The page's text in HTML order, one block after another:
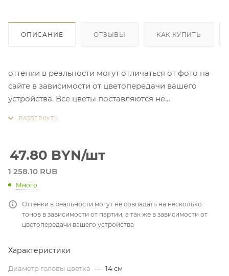
ОПИСАНИЕ ОТЗЫВЫ КАК КУПИТЬ
оттенки в реальности могут отличаться от фото на
сайте в зависимости от цветопередачи вашего
устройства. Все цветы поставляются не
47.80 BYN/шт
1 258.10 RUB
Много
Оттенки в реальности могут не совпадать на несколько
тонов в зависимости от партии, а так же в зависимости от
цветопередачи вашего устройства
Характеристики
Диаметр головы цветка — 14 см